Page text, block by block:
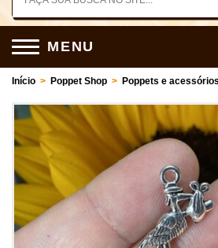
MENU
Início > Poppet Shop > Poppets e acessórios